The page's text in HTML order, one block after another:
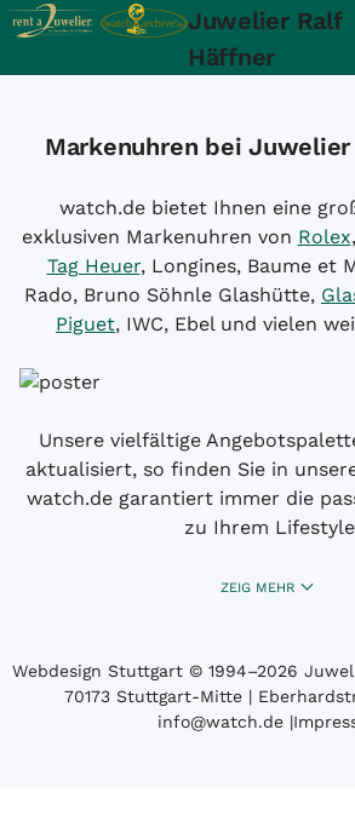
Juwelier Ralf
Häffner
Markenuhren bei
watch.de bietet Ihnen eine
exklusiven Markenuhren von Rolex,
Tag Heuer, Longines, Baume et
Rado, Bruno Söhnle Glashütte,
Piguet, IWC, Ebel und vielen
Unsere vielfältige
aktualisiert, so finden Sie in
watch.de garantiert immer die
zu Ihrem
ZEIG MEHR
Webdesign Stuttgart © 1994­–2026
70173 Stuttgart-Mitte |
info@watch.de |